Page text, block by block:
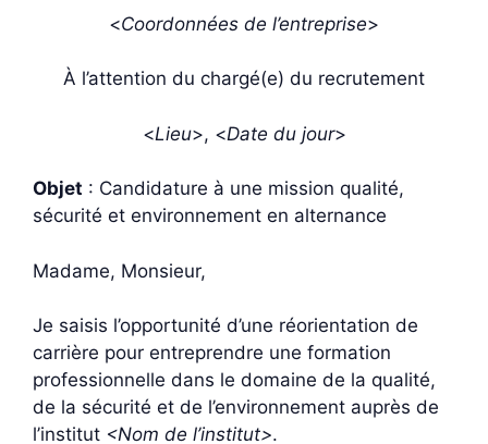
<Coordonnées de l’entreprise>
À l’attention du chargé(e) du recrutement
<Lieu>, <Date du jour>
Objet : Candidature à une mission qualité,
sécurité et environnement en alternance
Madame, Monsieur,
Je saisis l’opportunité d’une réorientation de
carrière pour entreprendre une formation
professionnelle dans le domaine de la qualité,
de la sécurité et de l’environnement auprès de
l’institut <Nom de l’institut>.